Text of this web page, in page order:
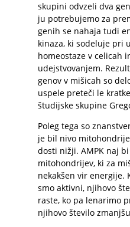
skupini odvzeli dva
ju potrebujemo za
genih se nahaja tudi
kinaza, ki sodeluje pri
homeostaze v celicah
udejstvovanjem.
genov v mišicah so
uspele preteči le
študijske skupine
Poleg tega so
je bil nivo
dosti nižji. AMPK naj
mitohondrijev, ki za
nekakšen vir energije.
smo aktivni, njihovo
raste, ko pa lenarimo
njihovo število